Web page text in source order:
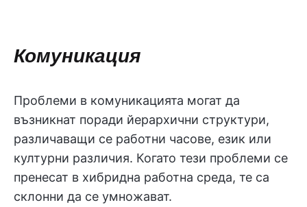
Комуникация
Проблеми в комуникацията могат да
възникнат поради йерархични структури,
различаващи се работни часове, език или
културни различия. Когато тези проблеми се
пренесат в хибридна работна среда, те са
склонни да се умножават.